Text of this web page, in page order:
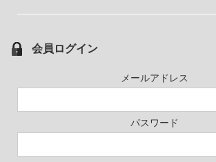
会員ログイン
メールアドレス
パスワード